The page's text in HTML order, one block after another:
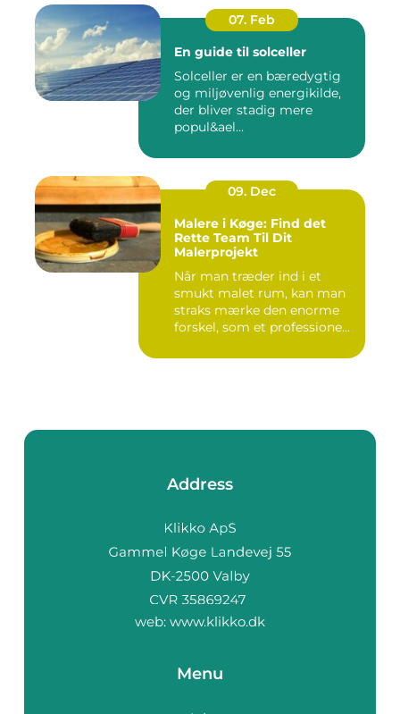
07. Feb
En guide til solceller
Solceller er en bæredygtig
og miljøvenlig energikilde,
der bliver stadig mere
popul&ael...
09. Dec
Malere i Køge: Find det
Rette Team Til Dit
Malerprojekt
Når man træder ind i et
smukt malet rum, kan man
straks mærke den enorme
forskel, som et professione...
Address
web: www.klikko.dk
Menu